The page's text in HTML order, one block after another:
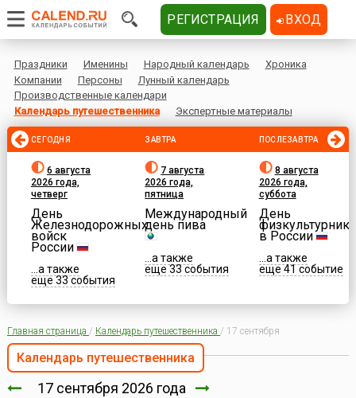
Праздники Именины Народный календарь
Хроника
Компании
Персоны
Лунный календарь
Производственные календари
Календарь путешественника
Экспертные материалы
СЕГОДНЯ
6 августа
2026 года,
четверг
День
Железнодорожных
войск
России
...а также
еще 33 события
ЗАВТРА
7 августа
2026 года,
пятница
Международный
день пива
...а также
еще 33 события
ПОСЛЕЗАВТРА
8 августа
2026 года,
суббота
День
физкультурника
в России
...а также
еще 41 событие
Главная страница / Календарь путешественника / 17 сентября
Календарь путешественника
17 сентября 2026 года
РЕГИСТРАЦИЯ ВХОД